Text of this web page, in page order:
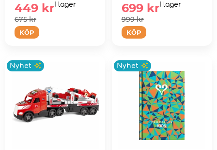
KÖP
675 kr
449 kr I lager
KÖP
999 kr
699 krI lager
Nyhet Nyhet